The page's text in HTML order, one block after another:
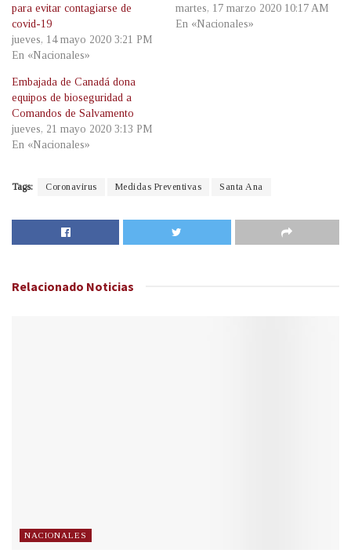
para evitar contagiarse de
covid-19
jueves, 14 mayo 2020 3:21 PM
En «Nacionales»
martes, 17 marzo 2020 10:17 AM
En «Nacionales»
Embajada de Canadá dona
equipos de bioseguridad a
Comandos de Salvamento
jueves, 21 mayo 2020 3:13 PM
En «Nacionales»
Tags: Coronavirus Medidas Preventivas Santa Ana
Relacionado Noticias
NACIONALES